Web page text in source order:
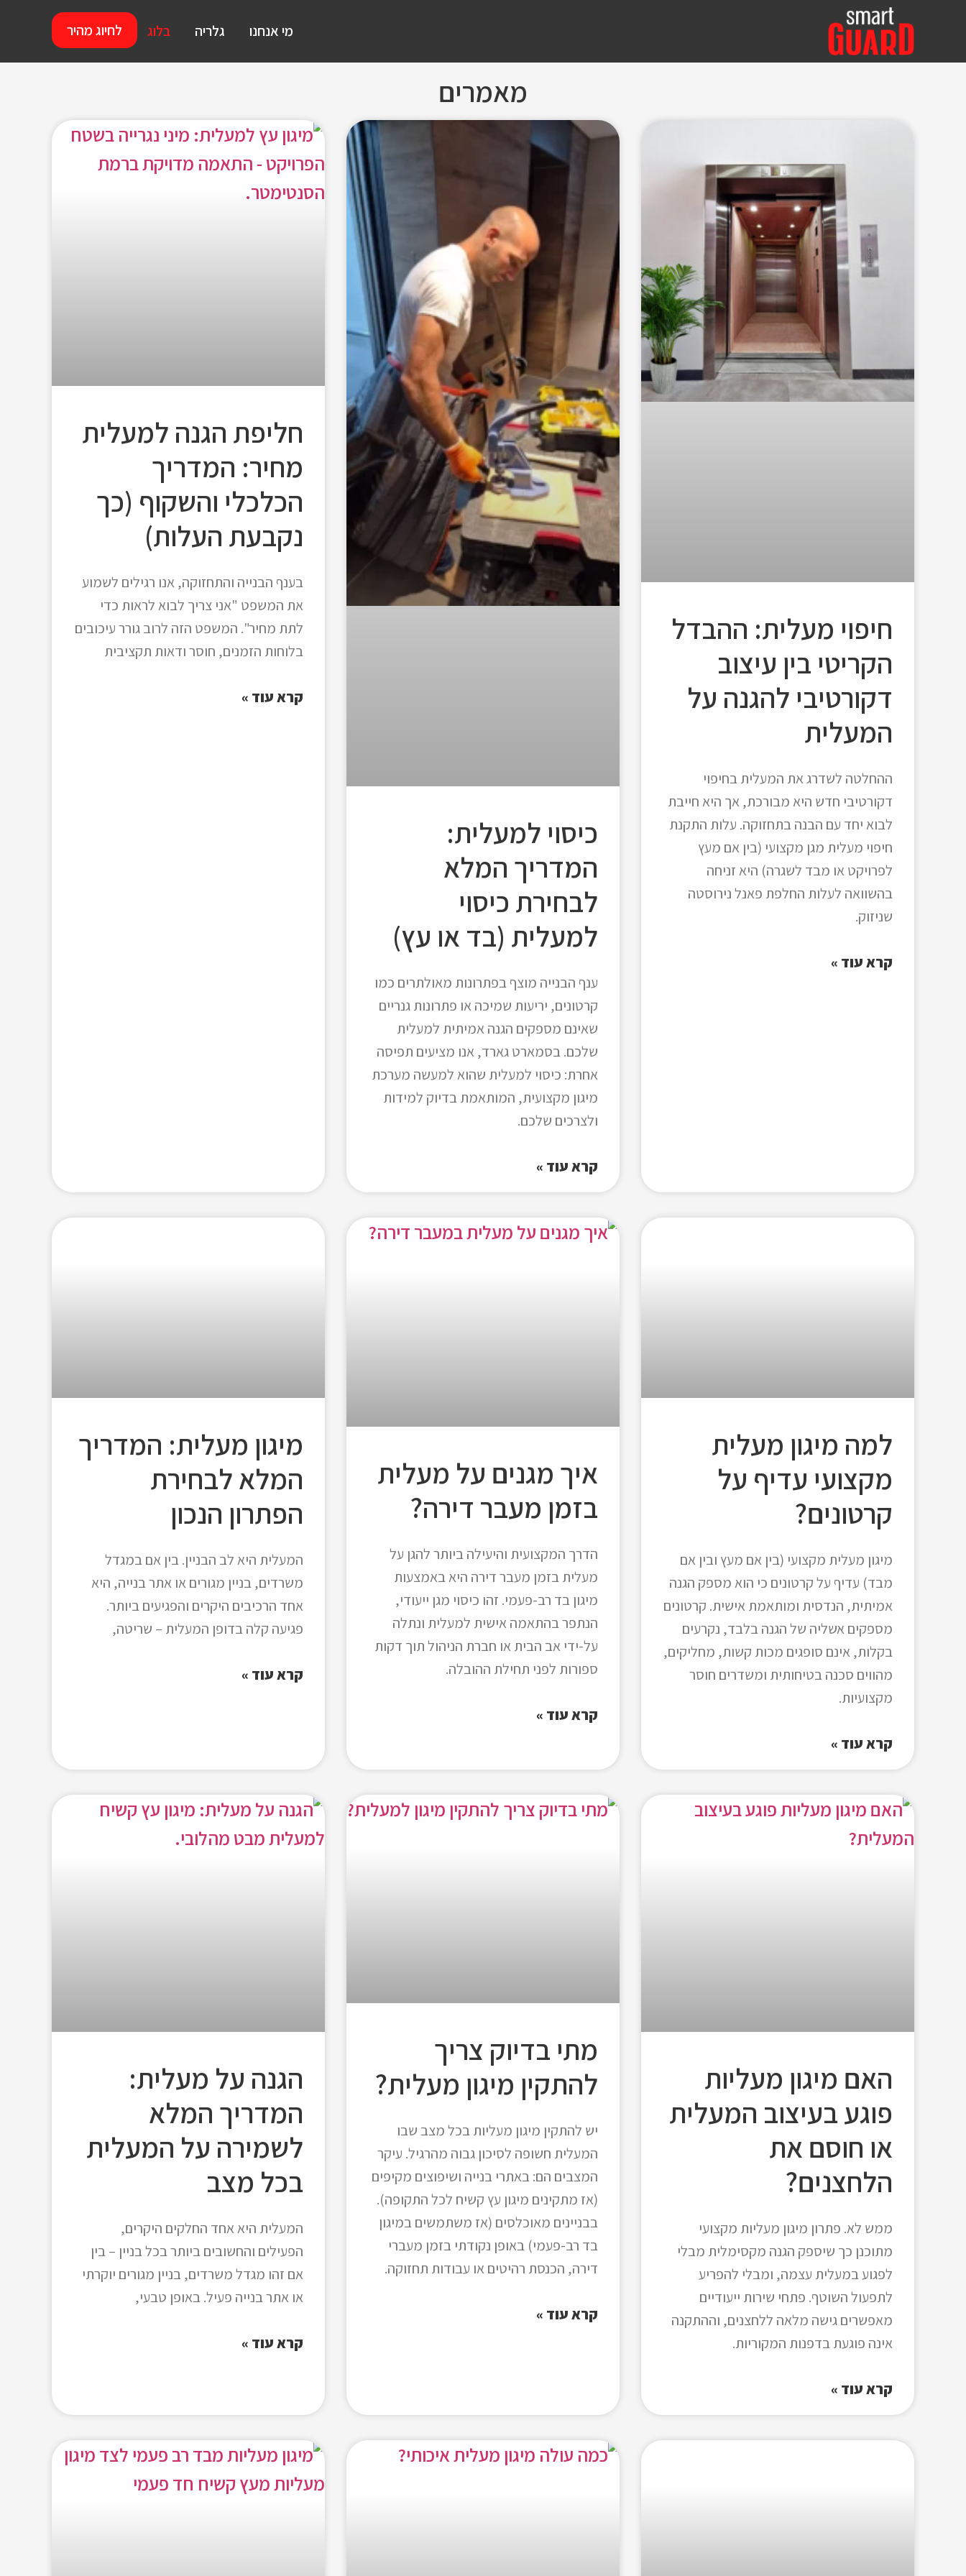
לחיוג מהיר מי אנחנו גלריה בלוג
מאמרים
חיפוי מעלית: ההבדל
הקריטי בין עיצוב
דקורטיבי להגנה על
המעלית
ההחלטה לשדרג את המעלית בחיפוי
דקורטיבי חדש היא מבורכת, אך היא חייבת
לבוא יחד עם הבנה בתחזוקה. עלות התקנת
חיפוי מעלית מגן מקצועי (בין אם מעץ
לפרויקט או מבד לשגרה) היא זניחה
בהשוואה לעלות החלפת פאנל נירוסטה
שניזוק.
קרא עוד »
כיסוי למעלית:
המדריך המלא
לבחירת כיסוי
למעלית (בד או עץ)
ענף הבנייה מוצף בפתרונות מאולתרים כמו
קרטונים, יריעות שמיכה או פתרונות גנריים
שאינם מספקים הגנה אמיתית למעלית
שלכם. בסמארט גארד, אנו מציעים תפיסה
אחרת: כיסוי למעלית שהוא למעשה מערכת
מיגון מקצועית, המותאמת בדיוק למידות
ולצרכים שלכם.
קרא עוד »
חליפת הגנה למעלית
מחיר: המדריך
הכלכלי והשקוף (כך
נקבעת העלות)
בענף הבנייה והתחזוקה, אנו רגילים לשמוע
את המשפט "אני צריך לבוא לראות כדי
לתת מחיר". המשפט הזה לרוב גורר עיכובים
בלוחות הזמנים, חוסר ודאות תקציבית
קרא עוד »
למה מיגון מעלית
מקצועי עדיף על
קרטונים?
מיגון מעלית מקצועי (בין אם מעץ ובין אם
מבד) עדיף על קרטונים כי הוא מספק הגנה
אמיתית, הנדסית ומותאמת אישית. קרטונים
מספקים אשליה של הגנה בלבד, נקרעים
בקלות, אינם סופגים מכות קשות, מחליקים,
מהווים סכנה בטיחותית ומשדרים חוסר
מקצועיות.
קרא עוד »
איך מגנים על מעלית
בזמן מעבר דירה?
הדרך המקצועית והיעילה ביותר להגן על
מעלית בזמן מעבר דירה היא באמצעות
מיגון בד רב-פעמי. זהו כיסוי מגן ייעודי,
הנתפר בהתאמה אישית למעלית ונתלה
על-ידי אב הבית או חברת הניהול תוך דקות
ספורות לפני תחילת ההובלה.
קרא עוד »
מיגון מעלית: המדריך
המלא לבחירת
הפתרון הנכון
המעלית היא לב הבניין. בין אם במגדל
משרדים, בניין מגורים או אתר בנייה, היא
אחד הרכיבים היקרים והפגיעים ביותר.
פגיעה קלה בדופן המעלית – שריטה,
קרא עוד »
האם מיגון מעליות
פוגע בעיצוב המעלית
או חוסם את
הלחצנים?
ממש לא. פתרון מיגון מעליות מקצועי
מתוכנן כך שיספק הגנה מקסימלית מבלי
לפגוע במעלית עצמה, ומבלי להפריע
לתפעול השוטף. פתחי שירות ייעודיים
מאפשרים גישה מלאה ללחצנים, וההתקנה
אינה פוגעת בדפנות המקוריות.
קרא עוד »
מתי בדיוק צריך
להתקין מיגון מעלית?
יש להתקין מיגון מעליות בכל מצב שבו
המעלית חשופה לסיכון גבוה מהרגיל. עיקר
המצבים הם: באתרי בנייה ושיפוצים מקיפים
(אז מתקינים מיגון עץ קשיח לכל התקופה).
בבניינים מאוכלסים (אז משתמשים במיגון
בד רב-פעמי) באופן נקודתי בזמן מעברי
דירה, הכנסת רהיטים או עבודות תחזוקה.
קרא עוד »
הגנה על מעלית:
המדריך המלא
לשמירה על המעלית
בכל מצב
המעלית היא אחד החלקים היקרים,
הפעילים והחשובים ביותר בכל בניין – בין
אם זהו מגדל משרדים, בניין מגורים יוקרתי
או אתר בנייה פעיל. באופן טבעי,
קרא עוד »